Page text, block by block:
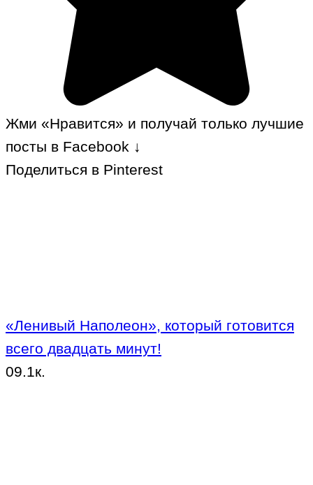
Жми «Нравится» и получай только лучшие
посты в Facebook ↓
Поделиться в Pinterest
«Ленивый Наполеон», который готовится
всего двадцать минут!
09.1к.